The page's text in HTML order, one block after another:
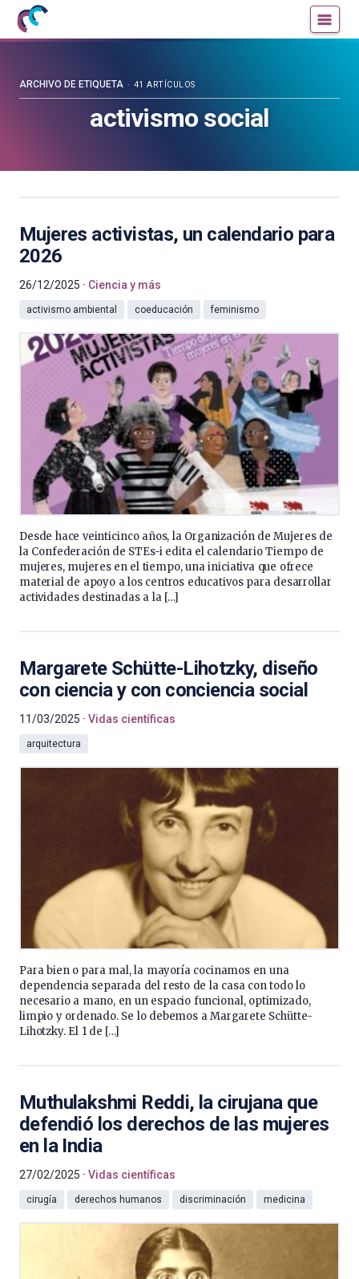
Mujeres
con
blog
activismo social
ARCHIVO DE ETIQUETA 41 ARTÍCULOS
Mujeres activistas, un calendario para
2026
26/12/2025 Ciencia y más
activismo ambiental coeducación feminismo
Desde hace veinticinco años, la Organización de Mujeres de
la Confederación de STEs-i edita el calendario Tiempo de
mujeres, mujeres en el tiempo, una iniciativa que ofrece
material de apoyo a los centros educativos para desarrollar
actividades destinadas a la […]
Margarete Schütte-Lihotzky, diseño
con ciencia y con conciencia social
11/03/2025 Vidas científicas
arquitectura
Para bien o para mal, la mayoría cocinamos en una
dependencia separada del resto de la casa con todo lo
necesario a mano, en un espacio funcional, optimizado,
limpio y ordenado. Se lo debemos a Margarete Schütte-
Lihotzky. El 1 de […]
Muthulakshmi Reddi, la cirujana que
defendió los derechos de las mujeres
en la India
27/02/2025 Vidas científicas
cirugía derechos humanos discriminación medicina